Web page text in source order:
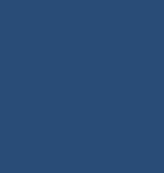
(บางเขน) ถนน
มหานคร 10900